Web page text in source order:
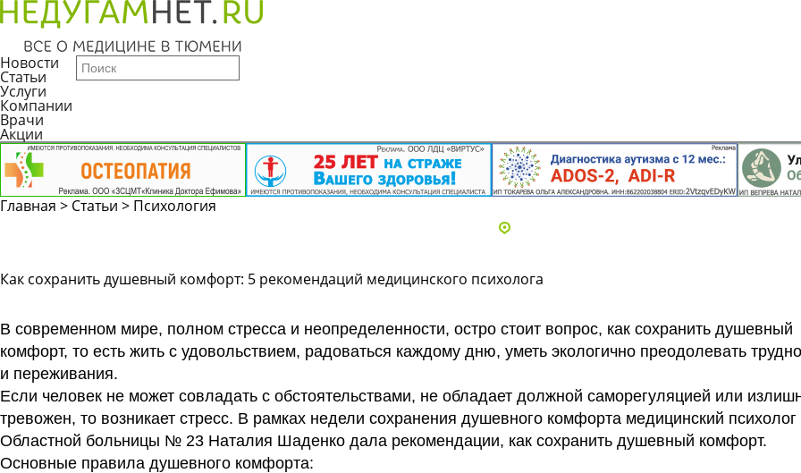
Новости
Статьи
Услуги
Компании
Врачи
Акции
Главная > Статьи > Психология
Как сохранить душевный комфорт: 5 рекомендаций медицинского психолога
В современном мире, полном стресса и неопределенности, остро стоит вопрос, как сохранить душевный
комфорт, то есть жить с удовольствием, радоваться каждому дню, уметь экологично преодолевать
и переживания.
Если человек не может совладать с обстоятельствами, не обладает должной саморегуляцией или
тревожен, то возникает стресс. В рамках недели сохранения душевного комфорта медицинский психолог
Областной больницы № 23 Наталия Шаденко дала рекомендации, как сохранить душевный комфорт.
Основные правила душевного комфорта: